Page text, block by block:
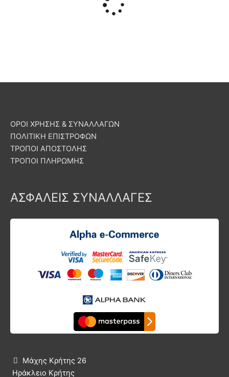
ΟΡΟΙ ΧΡΗΣΗΣ & ΣΥΝΑΛΛΑΓΩΝ
ΠΟΛΙΤΙΚΗ ΕΠΙΣΤΡΟΦΩΝ
ΤΡΟΠΟΙ ΑΠΟΣΤΟΛΗΣ
ΤΡΟΠΟΙ ΠΛΗΡΩΜΗΣ
ΑΣΦΑΛΕΙΣ ΣΥΝΑΛΛΑΓΕΣ

Μάχης Κρήτης 26
Ηράκλειο Κρήτης